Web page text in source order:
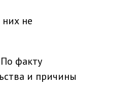
не
факту
и причины